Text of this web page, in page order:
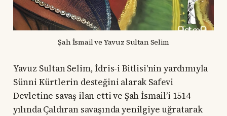
Şah İsmail ve Yavuz Sultan Selim
Yavuz Sultan Selim, İdris-i Bitlisi'nin yardımıyla
Sünni Kürtlerin desteğini alarak Safevi
Devletine savaş ilan etti ve Şah İsmail’i 1514
yılında Çaldıran savaşında yenilgiye uğratarak